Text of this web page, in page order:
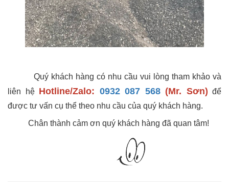
Quý khách hàng có nhu cầu vui lòng tham khảo và
liên hệ Hotline/Zalo: 0932 087 568(Mr. Sơn) để
được tư vấn cụ thể theo nhu cầu của quý khách hàng.
Chân thành cảm ơn quý khách hàng đã quan tâm!